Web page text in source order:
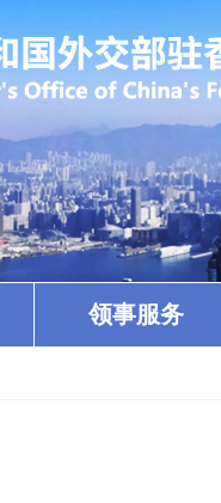
领事服务